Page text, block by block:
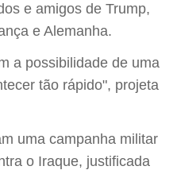
e amigos de Trump,
e Alemanha.
a possibilidade de uma
tão rápido", projeta
uma campanha militar
o Iraque, justificada